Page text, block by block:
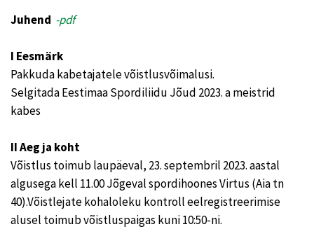
Juhend -pdf
I Eesmärk
Pakkuda kabetajatele võistlusvõimalusi.
Selgitada Eestimaa Spordiliidu Jõud 2023. a meistrid
kabes
II Aeg ja koht
Võistlus toimub laupäeval, 23. septembril 2023. aastal
algusega kell 11.00 Jõgeval spordihoones Virtus (Aia tn
40).Võistlejate kohaloleku kontroll eelregistreerimise
alusel toimub võistluspaigas kuni 10:50-ni.